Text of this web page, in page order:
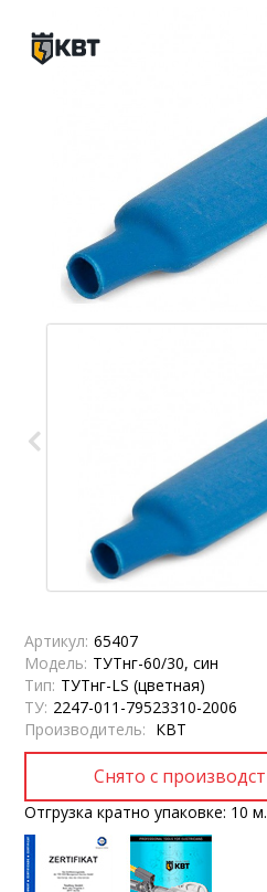
Артикул: 65407
Модель: ТУТнг-60/30, син
Тип: ТУТнг-LS (цветная)
ТУ: 2247-011-79523310-2006
Производитель: КВТ
Отгрузка кратно упаковке: 10 м.